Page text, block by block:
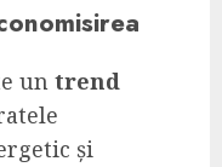
un trend
și